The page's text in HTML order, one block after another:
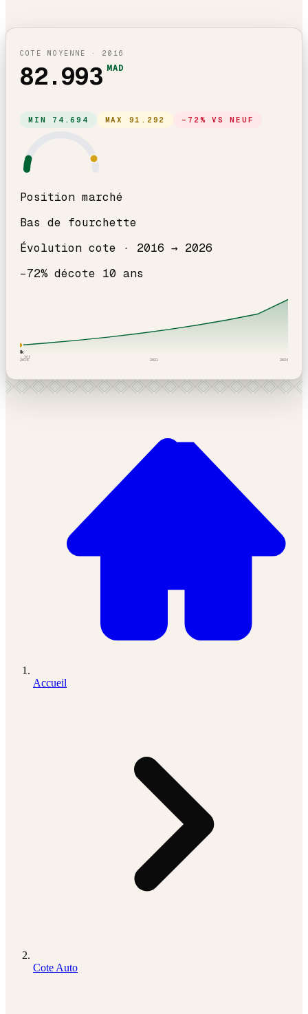
COTE MOYENNE · 2016
82.993 MAD
MIN 74.694 MAX 91.292 − 72 % VS NEUF
Position marché
Bas de fourchette
Évolution cote · 2016 → 2026
−72% décote 10 ans
83 k
· ICI
2016 2021 2026
Accueil
Cote Auto